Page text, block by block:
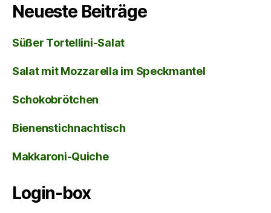
Neueste Beiträge
Süßer Tortellini-Salat
Salat mit Mozzarella im Speckmantel
Schokobrötchen
Bienenstichnachtisch
Makkaroni-Quiche
Login-box